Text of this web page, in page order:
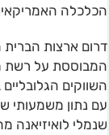
הכלכלה
דרום ארצות
המבוססת על רשת
השווקים
שנמלי לואיזיאנה